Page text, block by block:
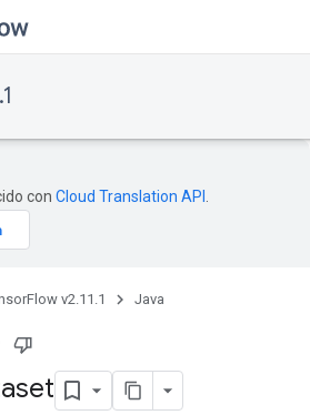
con Cloud Translation API
v2.11.1 Java